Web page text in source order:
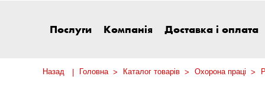
Послуги Компанія Доставка і оплата
Назад Головна Каталог товарів Охорона праці